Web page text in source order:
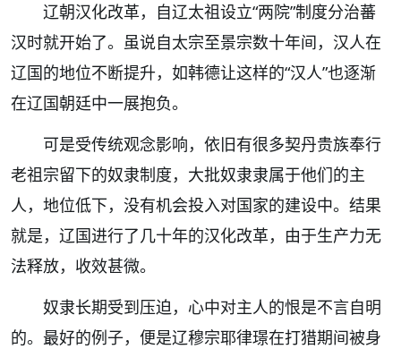
辽朝汉化改革，自辽太祖设立“两院”制度分治蕃
汉时就开始了。虽说自太宗至景宗数十年间，汉人在
辽国的地位不断提升，如韩德让这样的“汉人”也逐渐
在辽国朝廷中一展抱负。
可是受传统观念影响，依旧有很多契丹贵族奉行
老祖宗留下的奴隶制度，大批奴隶隶属于他们的主
人，地位低下，没有机会投入对国家的建设中。结果
就是，辽国进行了几十年的汉化改革，由于生产力无
法释放，收效甚微。
奴隶长期受到压迫，心中对主人的恨是不言自明
的。最好的例子，便是辽穆宗耶律璟在打猎期间被身